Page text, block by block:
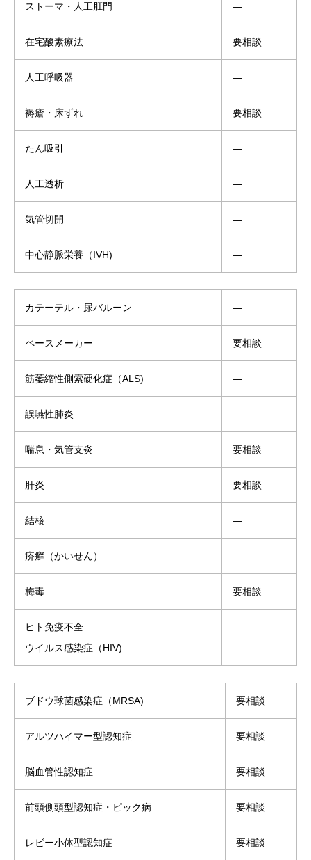
ストーマ・人工肛門 ―
在宅酸素療法 要相談
人工呼吸器 ―
褥瘡・床ずれ 要相談
たん吸引 ―
人工透析 ―
気管切開 ―
中心静脈栄養（IVH) ―
カテーテル・尿バルーン ―
ペースメーカー 要相談
筋萎縮性側索硬化症（ALS) ―
誤嚥性肺炎 ―
喘息・気管支炎 要相談
肝炎 要相談
結核 ―
疥癬（かいせん） ―
梅毒 要相談
ヒト免疫不全
ウイルス感染症（HIV)
―
ブドウ球菌感染症（MRSA) 要相談
アルツハイマー型認知症 要相談
脳血管性認知症 要相談
前頭側頭型認知症・ピック病 要相談
レビー小体型認知症 要相談